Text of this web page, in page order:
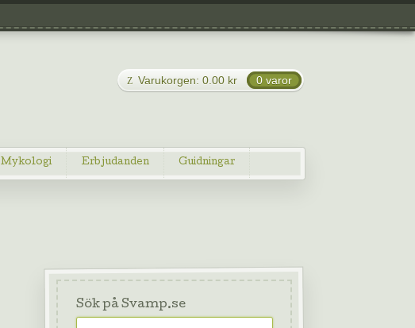
Varukorgen: 0.00 kr 0 varor
Mykologi Erbjudanden Guidningar
Sök på Svamp.se